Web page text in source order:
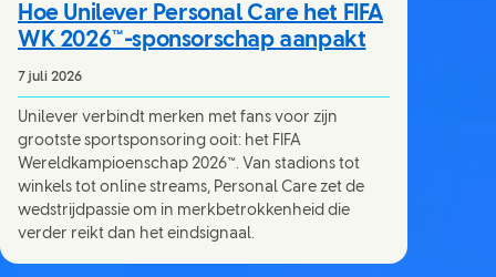
Hoe Unilever Personal Care het FIFA
WK 2026™-sponsorschap aanpakt
7 juli 2026
Unilever verbindt merken met fans voor zijn
grootste sportsponsoring ooit: het FIFA
Wereldkampioenschap 2026™. Van stadions tot
winkels tot online streams, Personal Care zet de
wedstrijdpassie om in merkbetrokkenheid die
verder reikt dan het eindsignaal.